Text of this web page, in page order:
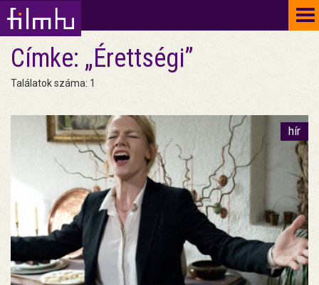
Címke: „Érettségi”
Találatok száma: 1
hír